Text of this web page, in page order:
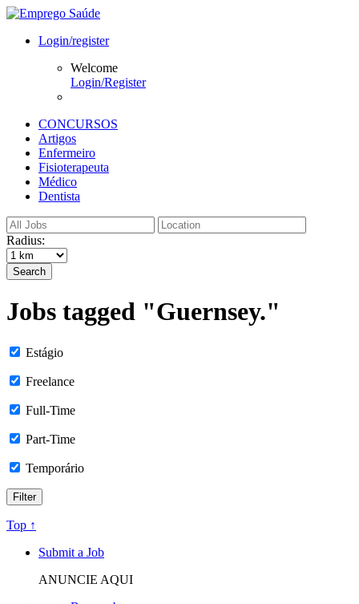
Login/register
Welcome
Login/Register
CONCURSOS
Artigos
Enfermeiro
Fisioterapeuta
Médico
Dentista
Radius:
Search
Jobs tagged "Guernsey."
Estágio
Freelance
Full-Time
Part-Time
Temporário
Top ↑
Submit a Job
ANUNCIE AQUI